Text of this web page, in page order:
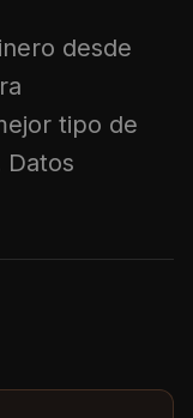
desde
tipo de
Datos